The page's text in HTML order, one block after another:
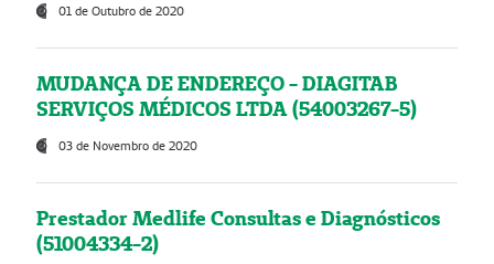
01 de Outubro de 2020
MUDANÇA DE ENDEREÇO - DIAGITAB
SERVIÇOS MÉDICOS LTDA (54003267-5)
03 de Novembro de 2020
Prestador Medlife Consultas e Diagnósticos
(51004334-2)